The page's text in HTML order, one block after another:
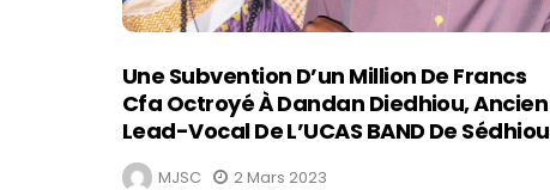
Une Subvention D’un Million De Francs
Cfa Octroyé À Dandan Diedhiou, Ancien
Lead-Vocal De L’UCAS BAND De Sédhiou
MJSC 2 Mars 2023